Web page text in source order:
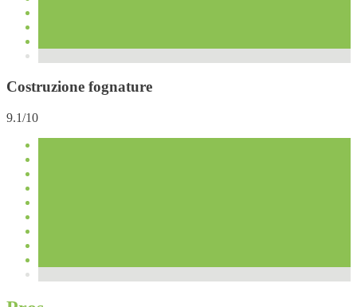
Costruzione fognature
9.1/10